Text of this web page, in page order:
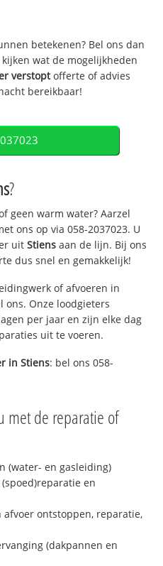
betekenen? Bel ons dan
wat de mogelijkheden
verstoptofferte of advies
bereikbaar!
?
geen warm water? Aarzel
ons op via 058-2037023. U
uitStiens aan de lijn. Bij ons
dus snel en gemakkelijk!
of afvoeren in
ons. Onze loodgieters
per jaar en zijn elke dag
uit te voeren.
inStiens: bel ons 058-
met de reparatie of
(water- en gasleiding)
en
ontstoppen, reparatie,
(dakpannen en